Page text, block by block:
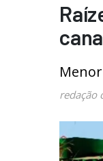
cana
redação